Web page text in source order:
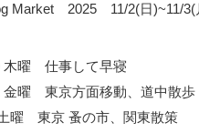
Market 2025 11/2(日)~11/3(
木曜 仕事して早寝
金曜 東京方面移動、道中散歩
曜 東京 蚤の市、関東散策